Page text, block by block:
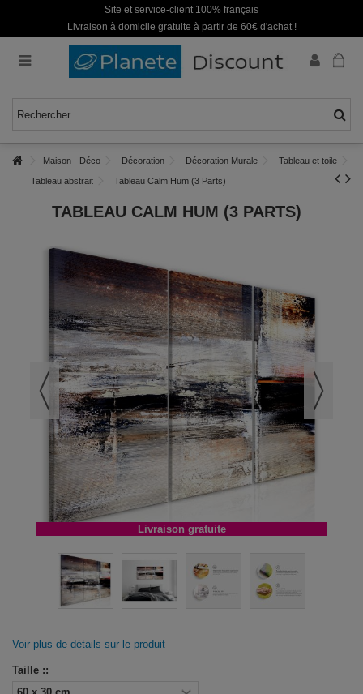
Site et service-client 100% français
Livraison à domicile gratuite à partir de 60€ d'achat !
Maison - Déco Décoration Décoration Murale Tableau et toile
Tableau abstrait Tableau Calm Hum (3 Parts)
TABLEAU CALM HUM (3 PARTS)
Livraison gratuite
Voir plus de détails sur le produit
Taille ::